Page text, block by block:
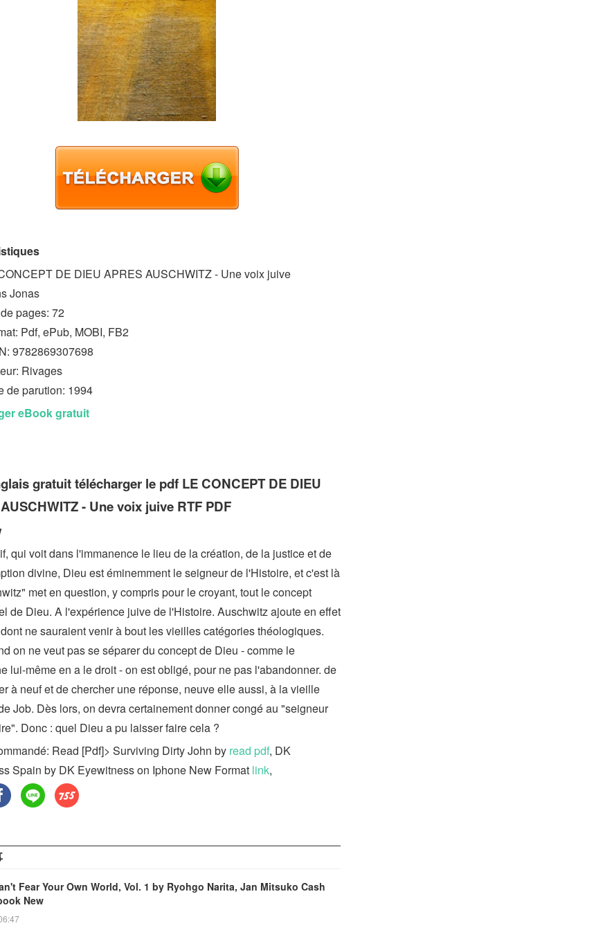
DE DIEU APRES AUSCHWITZ - Une voix juive
Jonas
pages: 72
Pdf, ePub, MOBI, FB2
9782869307698
Rivages
de parution: 1994
eBook gratuit
gratuit télécharger le pdf LE CONCEPT DE DIEU
- Une voix juive RTF PDF
qui voit dans l'immanence le lieu de la création, de la justice et de
divine, Dieu est éminemment le seigneur de l'Histoire, et c'est là
met en question, y compris pour le croyant, tout le concept
de Dieu. A l'expérience juive de l'Histoire. Auschwitz ajoute en effet
ne sauraient venir à bout les vieilles catégories théologiques.
on ne veut pas se séparer du concept de Dieu - comme le
lui-même en a le droit - on est obligé, pour ne pas l'abandonner. de
à neuf et de chercher une réponse, neuve elle aussi, à la vieille
Job. Dès lors, on devra certainement donner congé au "seigneur
Donc : quel Dieu a pu laisser faire cela ?
Read [Pdf]> Surviving Dirty John by read pdf, DK
Spain by DK Eyewitness on Iphone New Format link,
Fear Your Own World, Vol. 1 by Ryohgo Narita, Jan Mitsuko Cash
New